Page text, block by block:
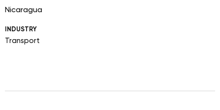
INDUSTRY
Transport
Nicaragua